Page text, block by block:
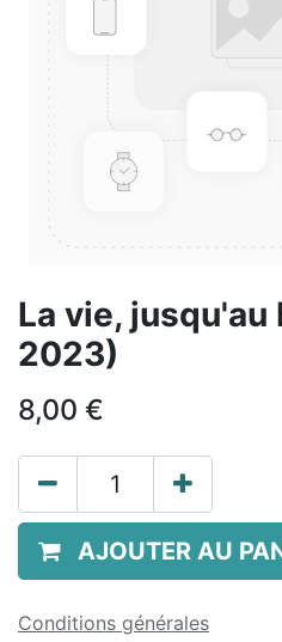
La vie,
2023)
8,00 €
AJOUTER AU
Conditions générales